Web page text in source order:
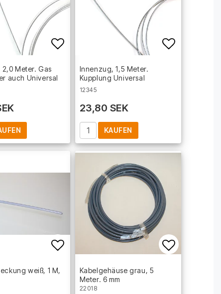
favoritesAdd to list of favorites
2,0 Meter. Gas
auch Universal
Innenzug, 1,5 Meter.
Kupplung Universal
12345
23,80 SEK
KAUFEN
favoritesAdd to list of favorites
weiß, 1 M,
Kabelgehäuse grau, 5
Meter. 6 mm
22018